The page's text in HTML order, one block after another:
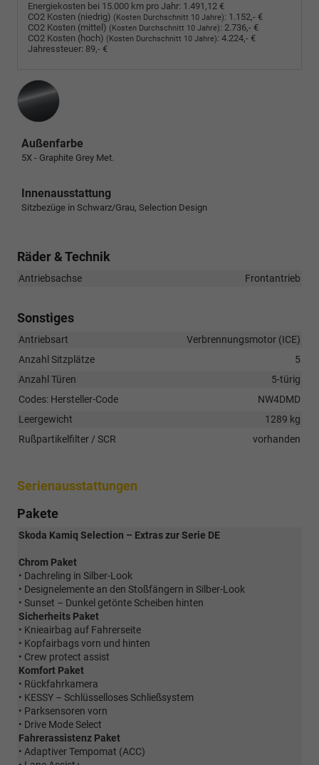
Energiekosten bei 15.000 km pro Jahr: 1.491,12 €
CO2 Kosten (niedrig) (Kosten Durchschnitt 10 Jahre): 1.152,- €
CO2 Kosten (mittel) (Kosten Durchschnitt 10 Jahre): 2.736,- €
CO2 Kosten (hoch) (Kosten Durchschnitt 10 Jahre): 4.224,- €
Jahressteuer: 89,- €
Außenfarbe
5X - Graphite Grey Met.
Innenausstattung
Sitzbezüge in Schwarz/Grau, Selection Design
Räder & Technik
Antriebsachse Frontantrieb
Sonstiges
Antriebsart
Verbrennungsmotor (ICE)
Anzahl Sitzplätze
5
Anzahl Türen
5-türig
Codes: Hersteller-Code
NW4DMD
Leergewicht
1289 kg
Rußpartikelfilter / SCR
vorhanden
Serienausstattungen
Pakete
Skoda Kamiq Selection – Extras zur Serie DE
Chrom Paket
• Dachreling in Silber-Look
• Designelemente an den Stoßfängern in Silber-Look
• Sunset – Dunkel getönte Scheiben hinten
Sicherheits Paket
• Knieairbag auf Fahrerseite
• Kopfairbags vorn und hinten
• Crew protect assist
Komfort Paket
• Rückfahrkamera
• KESSY – Schlüsselloses Schließsystem
• Parksensoren vorn
• Drive Mode Select
Fahrerassistenz Paket
• Adaptiver Tempomat (ACC)